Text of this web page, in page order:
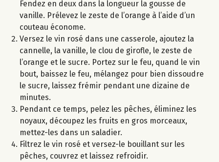
Fendez en deux dans la longueur la gousse de
vanille. Prélevez le zeste de l’orange à l’aide d’un
couteau économe.
Versez le vin rosé dans une casserole, ajoutez la
cannelle, la vanille, le clou de girofle, le zeste de
l’orange et le sucre. Portez sur le feu, quand le vin
bout, baissez le feu, mélangez pour bien dissoudre
le sucre, laissez frémir pendant une dizaine de
minutes.
Pendant ce temps, pelez les pêches, éliminez les
noyaux, découpez les fruits en gros morceaux,
mettez-les dans un saladier.
Filtrez le vin rosé et versez-le bouillant sur les
pêches, couvrez et laissez refroidir.